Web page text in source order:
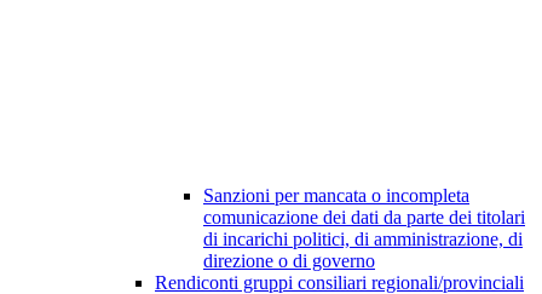
Sanzioni per mancata o incompleta
comunicazione dei dati da parte dei titolari
di incarichi politici, di amministrazione, di
direzione o di governo
Rendiconti gruppi consiliari regionali/provinciali